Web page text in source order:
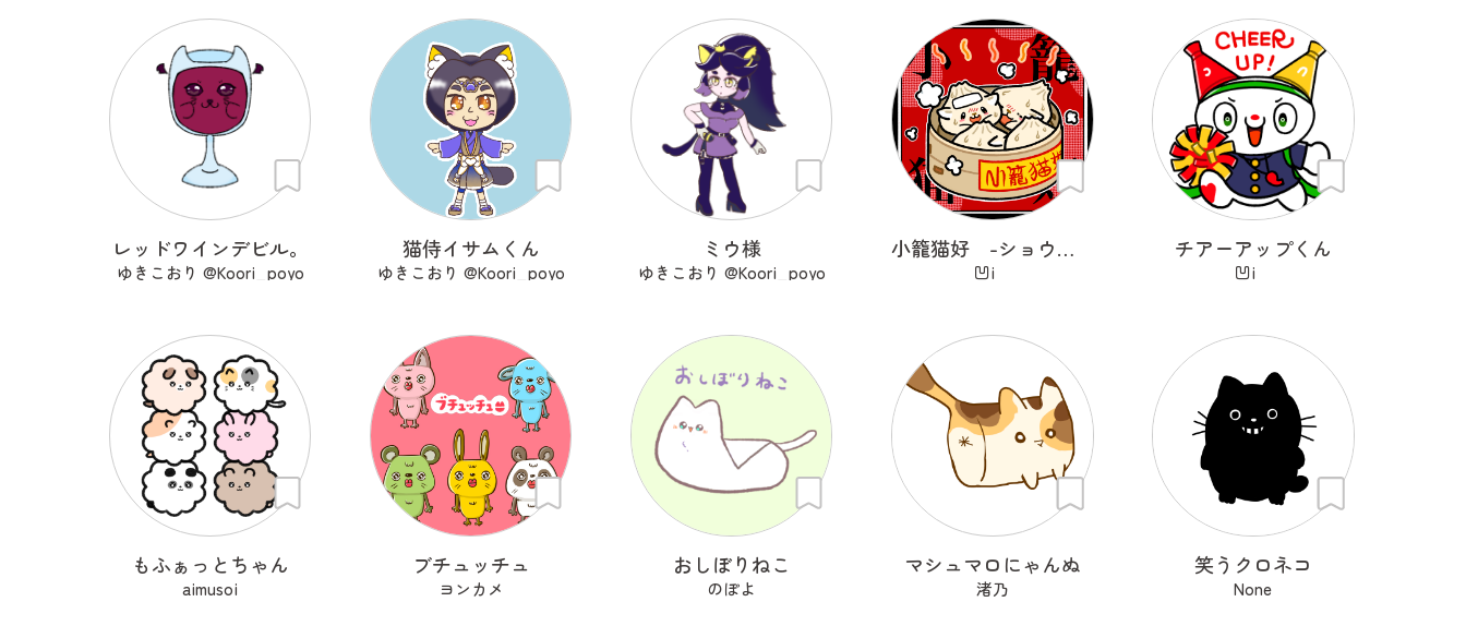
レッドワインデビル。
ゆきこおり @Koori_poyo
猫侍イサムくん
ゆきこおり @Koori_poyo
ミウ様
ゆきこおり @Koori_poyo
小籠猫好 -ショウロンニャンハオ-
凹i
チアーアップくん
凹i
もふぁっとちゃん
aimusoi
ブチュッチュ
ヨンカメ
おしぼりねこ
のぽよ
マシュマロにゃんぬ
渚乃
笑うクロネコ
None